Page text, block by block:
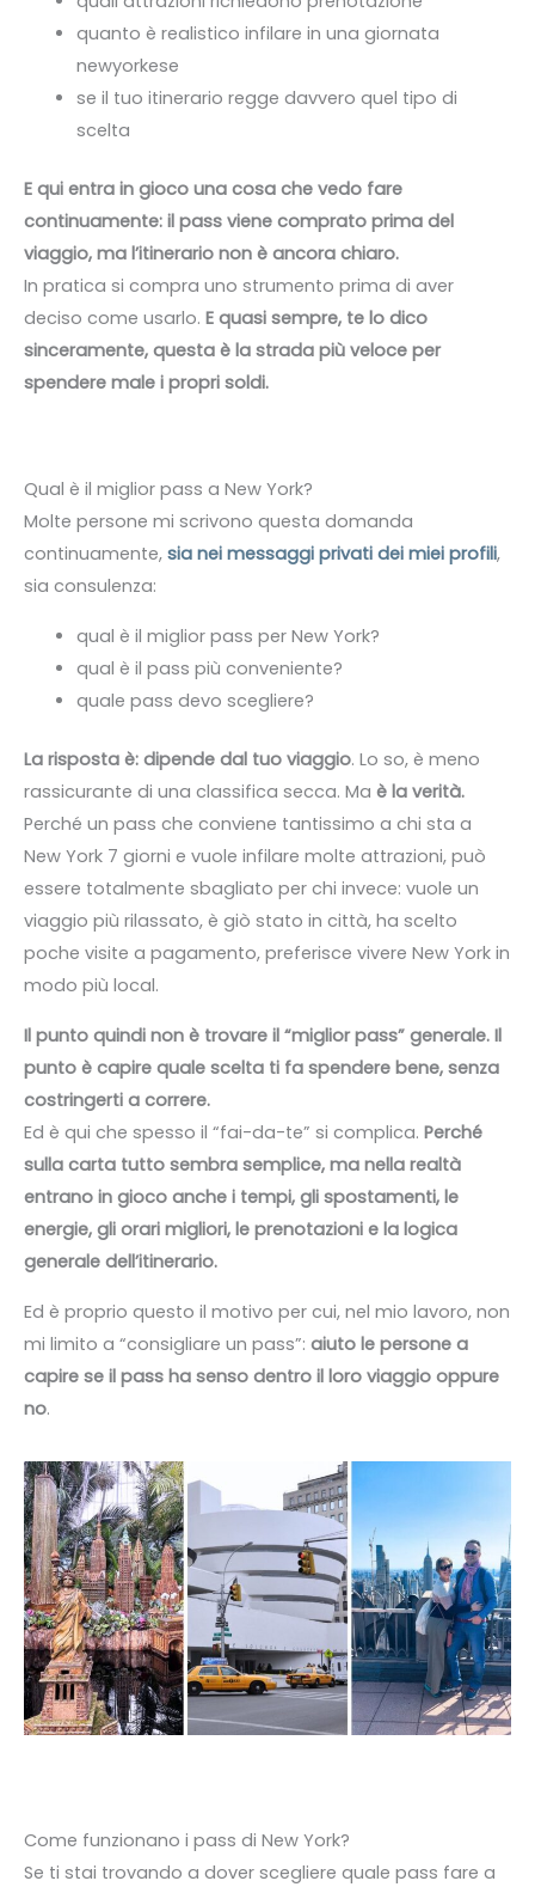
quanto è realistico infilare in una giornata
newyorkese
se il tuo itinerario regge davvero quel tipo di
scelta
E qui entra in gioco una cosa che vedo fare
continuamente: il pass viene comprato prima del
viaggio, ma l’itinerario non è ancora chiaro.
In pratica si compra uno strumento prima di aver
deciso come usarlo. E quasi sempre, te lo dico
sinceramente, questa è la strada più veloce per
spendere male i propri soldi.
Qual è il miglior pass a New York?
Molte persone mi scrivono questa domanda
continuamente, sia nei messaggi privati dei miei profili,
sia consulenza:
qual è il miglior pass per New York?
qual è il pass più conveniente?
quale pass devo scegliere?
La risposta è: dipende dal tuo viaggio. Lo so, è meno
rassicurante di una classifica secca. Ma è la verità.
Perché un pass che conviene tantissimo a chi sta a
New York 7 giorni e vuole infilare molte attrazioni, può
essere totalmente sbagliato per chi invece: vuole un
viaggio più rilassato, è giò stato in città, ha scelto
poche visite a pagamento, preferisce vivere New York in
modo più local.
Il punto quindi non è trovare il “miglior pass” generale. Il
punto è capire quale scelta ti fa spendere bene, senza
costringerti a correre.
Ed è qui che spesso il “fai-da-te” si complica. Perché
sulla carta tutto sembra semplice, ma nella realtà
entrano in gioco anche i tempi, gli spostamenti, le
energie, gli orari migliori, le prenotazioni e la logica
generale dell’itinerario.
Ed è proprio questo il motivo per cui, nel mio lavoro, non
mi limito a “consigliare un pass”: aiuto le persone a
capire se il pass ha senso dentro il loro viaggio oppure
no.
Come funzionano i pass di New York?
Se ti stai trovando a dover scegliere quale pass fare a